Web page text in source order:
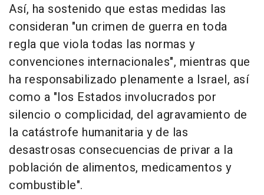
Así, ha sostenido que estas medidas las
consideran "un crimen de guerra en toda
regla que viola todas las normas y
convenciones internacionales", mientras que
ha responsabilizado plenamente a Israel, así
como a "los Estados involucrados por
silencio o complicidad, del agravamiento de
la catástrofe humanitaria y de las
desastrosas consecuencias de privar a la
población de alimentos, medicamentos y
combustible".